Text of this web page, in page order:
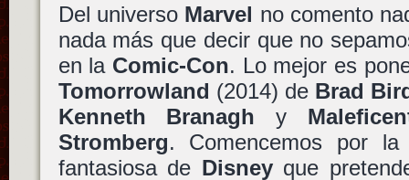
Del universo Marvel no comento
nada más que decir que no
en la Comic-Con. Lo mejor es
Tomorrowland (2014) de Brad
Kenneth Branagh y
Stromberg. Comencemos por
fantasiosa de Disneyque